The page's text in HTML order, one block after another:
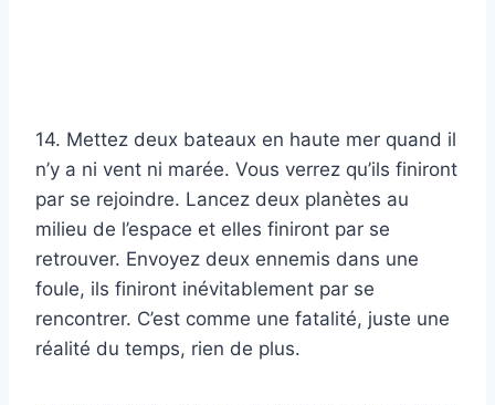
14. Mettez deux bateaux en haute mer quand il
n’y a ni vent ni marée. Vous verrez qu’ils finiront
par se rejoindre. Lancez deux planètes au
milieu de l’espace et elles finiront par se
retrouver. Envoyez deux ennemis dans une
foule, ils finiront inévitablement par se
rencontrer. C’est comme une fatalité, juste une
réalité du temps, rien de plus.